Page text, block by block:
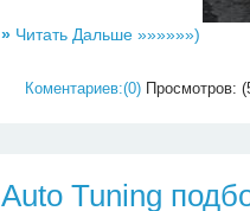
» Читать Дальше »»»»»»)
Коментариев:(0) Просмотров:
Auto Tuning